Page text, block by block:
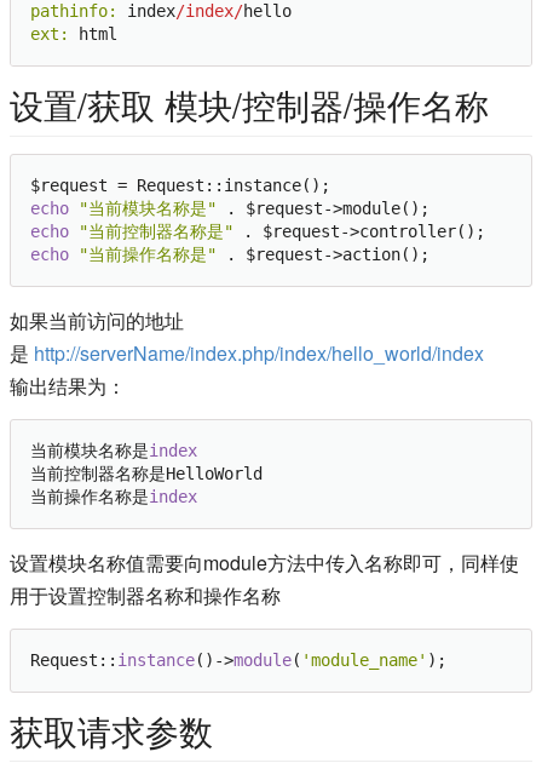
pathinfo:
index/index/
ext:
设置/获取 模块/控制器/操作名称
echo
"当前模块名称是"
echo
"当前控制器名称是"
echo
"当前操作名称是"
如果当前访问的地址
是 http://serverName/index.php/index/hello_world/index
输出结果为：
当前模块名称是index
当前控制器名称是HelloWorld
当前操作名称是index
设置模块名称值需要向module方法中传入名称即可，同样使
用于设置控制器名称和操作名称
Request:: instance()->module( 'module_name'
获取请求参数